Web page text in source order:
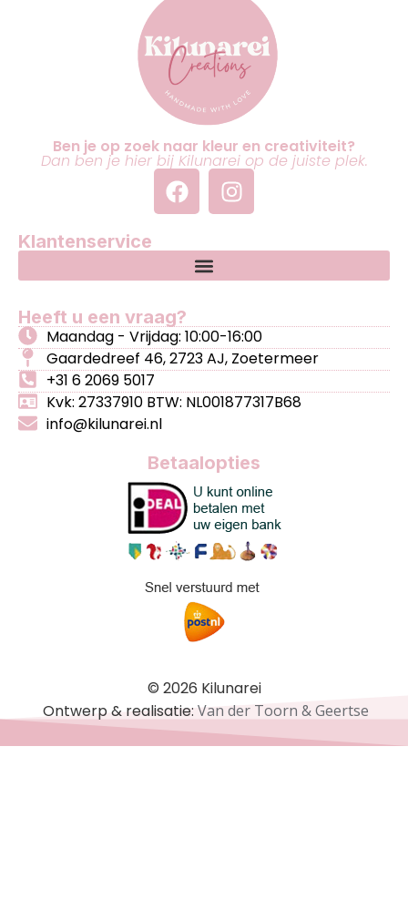
Ben je op zoek naar kleur en creativiteit?
Dan ben je hier bij Kilunarei op de juiste plek.
Klantenservice
Heeft u een vraag?
Maandag - Vrijdag: 10:00-16:00
Gaardedreef 46, 2723 AJ, Zoetermeer
+31 6 2069 5017
Kvk: 27337910 BTW: NL001877317B68
info@kilunarei.nl
Betaalopties
© 2026 Kilunarei
Ontwerp & realisatie:Van der Toorn & Geertse